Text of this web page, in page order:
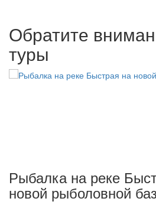
Обратите
туры
Рыбалка на реке
новой рыболовной